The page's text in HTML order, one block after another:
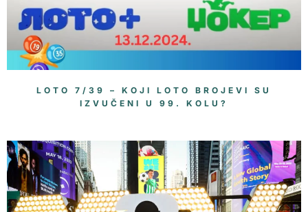
LOTO 7/39 – KOJI LOTO BROJEVI SU
IZVUČENI U 99. KOLU?